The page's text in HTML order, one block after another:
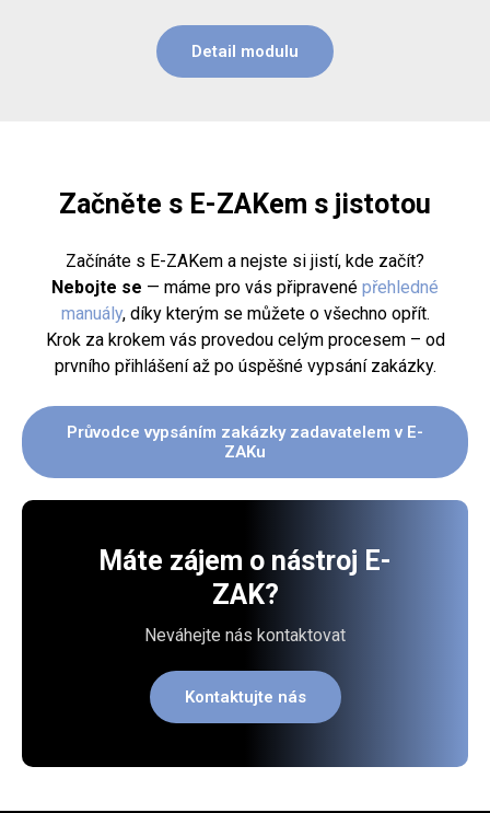
Detail modulu
Začněte s E-ZAKem s jistotou
Začínáte s E-ZAKem a nejste si jistí, kde začít?
Nebojte se — máme pro vás připravené přehledné
manuály, díky kterým se můžete o všechno opřít.
Krok za krokem vás provedou celým procesem – od
prvního přihlášení až po úspěšné vypsání zakázky.
Průvodce vypsáním zakázky zadavatelem v E-
ZAKu
Máte zájem o nástroj E-
ZAK?
Neváhejte nás kontaktovat
Kontaktujte nás